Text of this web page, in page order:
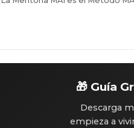
🎁 Guía
Descarga
empieza a